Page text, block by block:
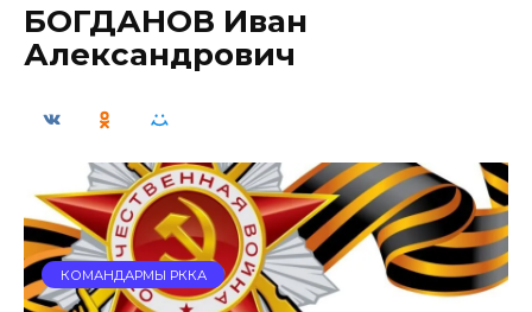
БОГДАНОВ Иван
Александрович
КОМАНДАРМЫ РККА